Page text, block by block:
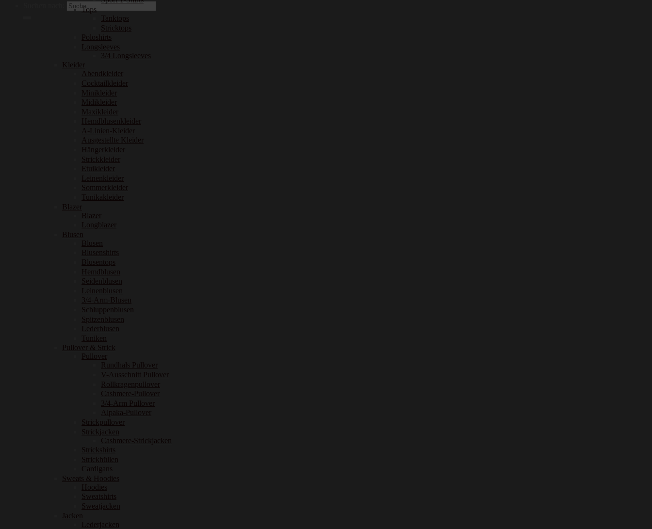
Tops
Tanktops
Stricktops
Poloshirts
Longsleeves
3/4 Longsleeves
Kleider
Abendkleider
Cocktailkleider
Minikleider
Midikleider
Maxikleider
Hemdblusenkleider
A-Linien-Kleider
Ausgestellte Kleider
Hängerkleider
Strickkleider
Etuikleider
Leinenkleider
Sommerkleider
Tunikakleider
Blazer
Blazer
Longblazer
Blusen
Blusen
Blusenshirts
Blusentops
Hemdblusen
Seidenblusen
Leinenblusen
3/4-Arm-Blusen
Schluppenblusen
Spitzenblusen
Lederblusen
Tuniken
Pullover & Strick
Pullover
Rundhals Pullover
V-Ausschnitt Pullover
Rollkragenpullover
Cashmere-Pullover
3/4-Arm Pullover
Alpaka-Pullover
Strickpullover
Strickjacken
Cashmere-Strickjacken
Strickshirts
Strickhüllen
Cardigans
Sweats & Hoodies
Hoodies
Sweatshirts
Sweatjacken
Jacken
Lederjacken